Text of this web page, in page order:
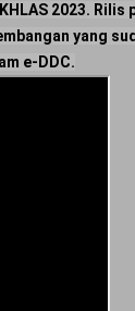
2023. Rilis
yang
e-DDC.